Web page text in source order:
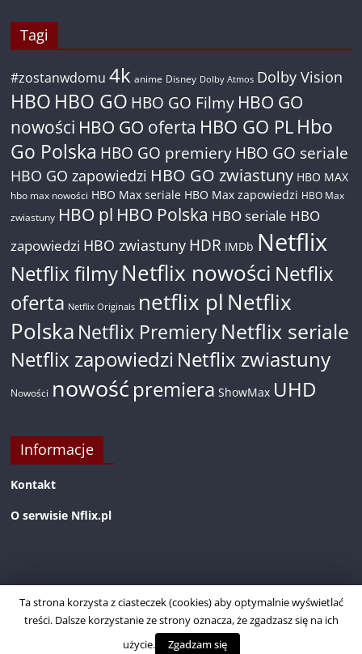
Tagi
#zostanwdomu 4k anime Disney Dolby Atmos Dolby Vision
HBO HBO GO HBO GO Filmy HBO GO
nowości HBO GO oferta HBO GO PL Hbo
Go Polska HBO GO premiery HBO GO seriale
HBO GO zapowiedzi HBO GO zwiastuny HBO MAX
hbo max nowości HBO Max seriale HBO Max zapowiedzi HBO Max
zwiastuny HBO pl HBO Polska HBO seriale HBO
zapowiedzi HBO zwiastuny HDR IMDb Netflix
Netflix filmyNetflix nowości Netflix
oferta Netflix Originals netflix pl Netflix
Polska Netflix PremieryNetflix seriale
Netflix zapowiedzi Netflix zwiastuny
Nowości nowość premiera ShowMax UHD
Informacje
Kontakt
O serwisie Nflix.pl
Ta strona korzysta z ciasteczek (cookies) aby optymalnie wyświetlać
treści. Dalsze korzystanie ze strony oznacza, że zgadzasz się na ich
użycie.
Zgadzam się